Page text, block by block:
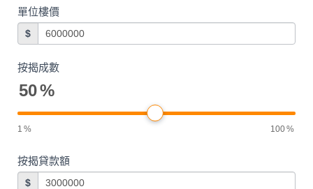
單位樓價
$
按揭成數
50%
1 % 100%
按揭貸款額
$